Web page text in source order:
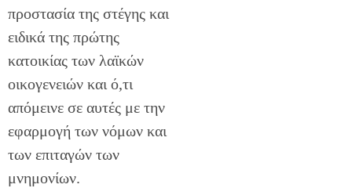
προστασία της στέγης και
ειδικά της πρώτης
κατοικίας των λαϊκών
οικογενειών και ό,τι
απόμεινε σε αυτές με την
εφαρμογή των νόμων και
των επιταγών των
μνημονίων.